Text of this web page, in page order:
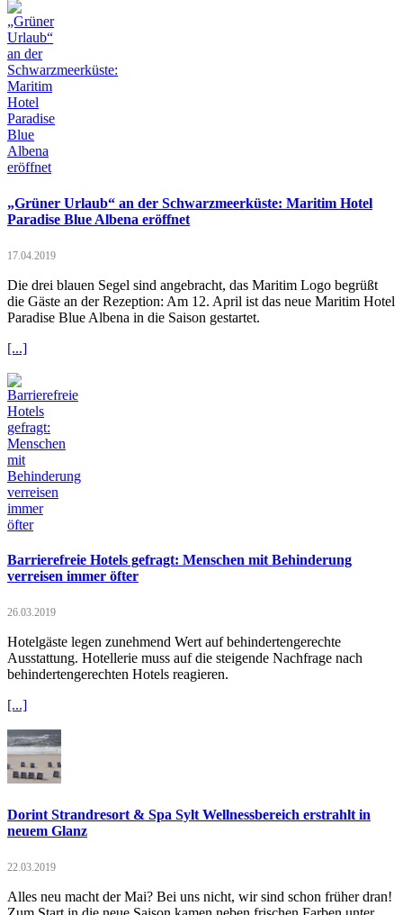
„Grüner Urlaub“ an der Schwarzmeerküste: Maritim Hotel
Paradise Blue Albena eröffnet
17.04.2019
Die drei blauen Segel sind angebracht, das Maritim Logo begrüßt
die Gäste an der Rezeption: Am 12. April ist das neue Maritim Hotel
Paradise Blue Albena in die Saison gestartet.
[...]
Barrierefreie Hotels gefragt: Menschen mit Behinderung
verreisen immer öfter
26.03.2019
Hotelgäste legen zunehmend Wert auf behindertengerechte
Ausstattung. Hotellerie muss auf die steigende Nachfrage nach
behindertengerechten Hotels reagieren.
[...]
Dorint Strandresort & Spa Sylt Wellnessbereich erstrahlt in
neuem Glanz
22.03.2019
Alles neu macht der Mai? Bei uns nicht, wir sind schon früher dran!